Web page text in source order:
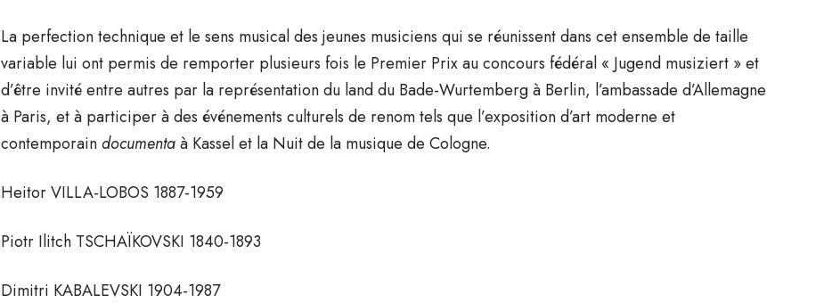
La perfection technique et le sens musical des jeunes musiciens qui se réunissent dans cet ensemble de taille
variable lui ont permis de remporter plusieurs fois le Premier Prix au concours fédéral « Jugend musiziert » et
d’être invité entre autres par la représentation du land du Bade-Wurtemberg à Berlin, l’ambassade d’Allemagne
à Paris, et à participer à des événements culturels de renom tels que l’exposition d’art moderne et
contemporaindocumentaà Kassel et la Nuit de la musique de Cologne.
Heitor VILLA-LOBOS 1887-1959
Piotr Ilitch TSCHAÏKOVSKI 1840-1893
Dimitri KABALEVSKI 1904-1987